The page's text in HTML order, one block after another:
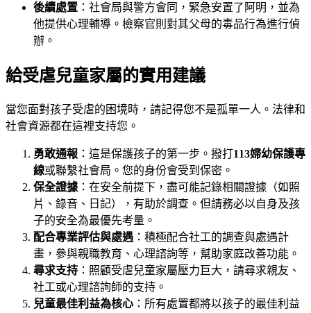
後續處置 ：社會局與警方會同，緊急安置了阿明，並為
他提供心理輔導。檢察官則對其父母的毒品行為進行偵
辦。
給受虐兒童家屬的實用建議
當您面對孩子受虐的困境時，請記得您不是孤單一人。法律和
社會資源都在這裡支持您。
勇敢通報 ：這是保護孩子的第一步。撥打113婦幼保護專
線或聯繫社會局。您的身份會受到保密。
保全證據 ：在安全前提下，盡可能記錄相關證據（如照
片、錄音、日記），有助於調查。但請務必以自身及孩
子的安全為最優先考量。
配合專業評估與處遇 ：積極配合社工的調查與處遇計
畫，參與親職教育、心理諮詢等，幫助家庭改善功能。
尋求支持 ：照顧受虐兒童家屬壓力巨大，請尋求親友、
社工或心理諮詢師的支持。
兒童最佳利益為核心 ：所有處置都將以孩子的最佳利益